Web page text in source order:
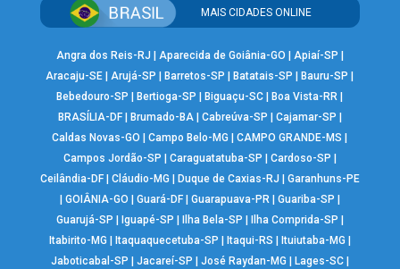
MAIS CIDADES ONLINE
Angra dos Reis-RJ Aparecida de Goiânia-GO Apiaí-SP
Aracaju-SE |Arujá-SP Barretos-SP Batatais-SP Bauru-SP
Bebedouro-SP
Bertioga-SP Biguaçu-SC Boa Vista-RR
BRASÍLIA-DF| Brumado-BA| Cabreúva-SP Cajamar-SP
Caldas Novas-GO
|Campo Belo-MG |CAMPO GRANDE-MS
Campos Jordão-SP
Caraguatatuba-SP Cardoso-SP
Ceilândia-DF| Cláudio-MG Duque de Caxias-RJ
Garanhuns-PE
GOIÂNIA-GO Guará-DF| Guarapuava-PR| Guariba-SP
Guarujá-SP
Iguapé-SP Ilha Bela-SP Ilha Comprida-SP
Itabirito-MG
Itaquaquecetuba-SP Itaqui-RS Ituiutaba-MG
Jaboticabal-SP
Jacareí-SP José Raydan-MG Lages-SC|